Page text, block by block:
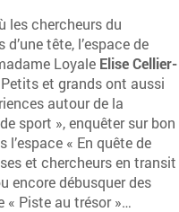
les chercheurs du
tête, l’espace de
Loyale Elise Cellier-
et grands ont aussi
autour de la
sport », enquêter sur bon
« En quête de
et chercheurs en transit
encore débusquer des
« Piste au trésor »…